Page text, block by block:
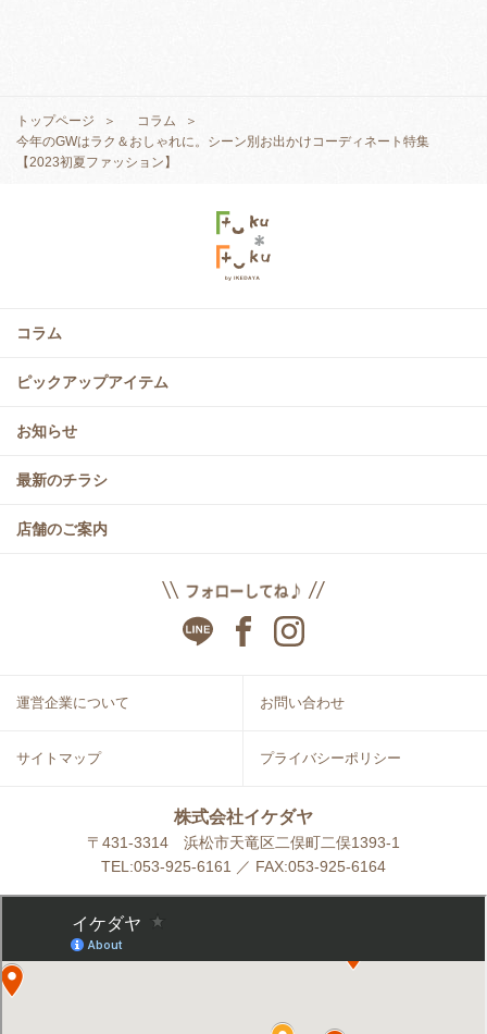
トップページ
コラム
今年のGWはラク＆おしゃれに。シーン別お出かけコーディネート特集
【2023初夏ファッション】
コラム
ピックアップアイテム
お知らせ
最新のチラシ
店舗のご案内
運営企業について お問い合わせ
サイトマップ プライバシーポリシー
株式会社イケダヤ
〒431-3314 浜松市天竜区二俣町二俣1393-1
TEL:053-925-6161 ／ FAX:053-925-6164